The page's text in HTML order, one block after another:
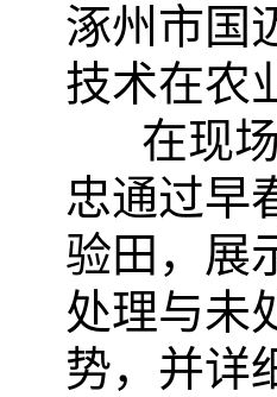
涿州市国
技术在农
在现
忠通过早
验田，展
处理与未
势，并详